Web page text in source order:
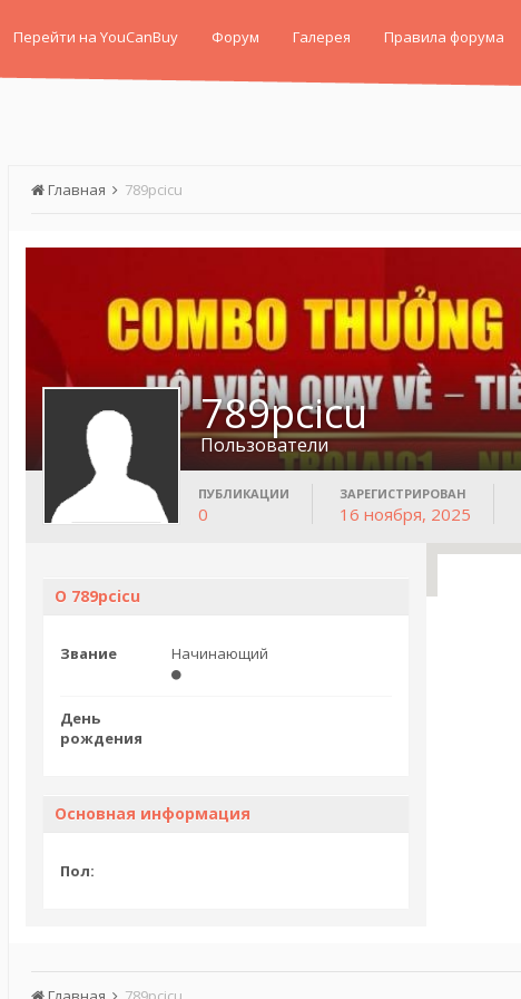
Перейти на YouCanBuy Форум Галерея Правила форума
Главная 789pcicu
789pcicu
Пользователи
ПУБЛИКАЦИИ
0
ЗАРЕГИСТРИРОВАН
16 ноября, 2025
О 789pcicu
Звание Начинающий
День
рождения
Основная информация
Пол: